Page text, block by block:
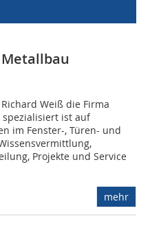
Weiß die Firma
spezialisiert ist auf
im Fenster-, Türen- und
Projekte und Service
mehr